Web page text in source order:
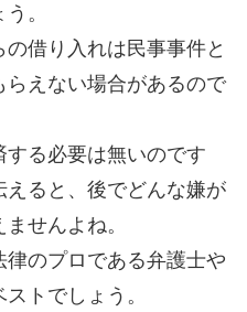
。
借り入れは民事事件と
らえない場合があるので
る必要は無いのです
ると、後でどんな嫌が
せんよね。
のプロである弁護士や
トでしょう。